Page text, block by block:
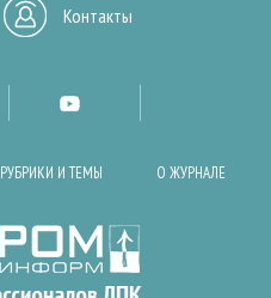
Контакты
РУБРИКИ И ТЕМЫ О ЖУРНАЛЕ